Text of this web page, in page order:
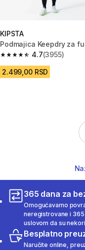
KIPSTA
Podmajica Keepdry za
4.7
4.7 od 5 zvezdica from
(3955)
2.499,00 RSD
365 dana za
Omogućavamo
neregistrovane i
uslovom da su
Besplatno
Naručite online,